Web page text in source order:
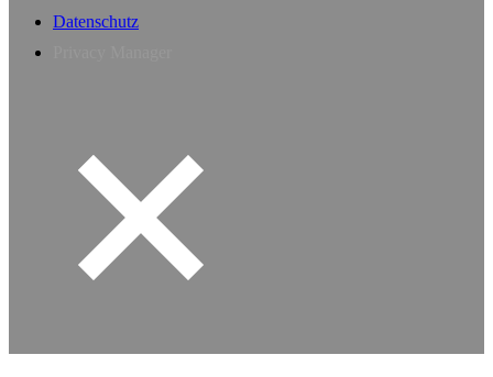
Datenschutz